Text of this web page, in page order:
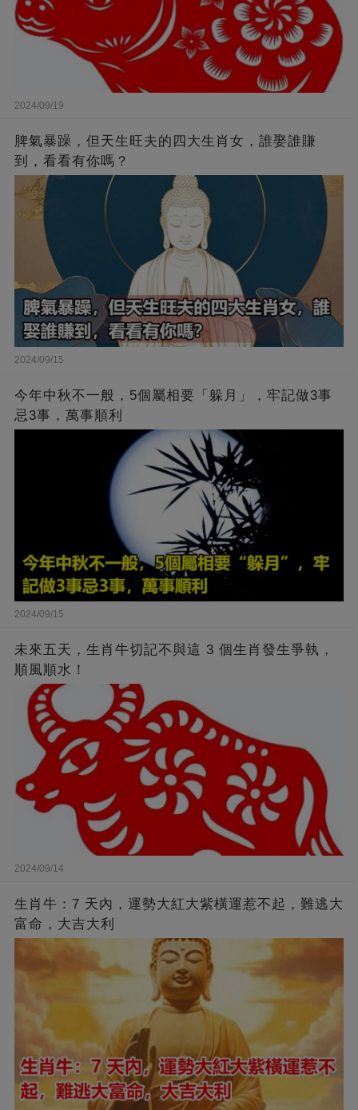
2024/09/19
脾氣暴躁，但天生旺夫的四大生肖女，誰娶誰賺
到，看看有你嗎？
2024/09/15
今年中秋不一般，5個屬相要「躲月」，牢記做3事
忌3事，萬事順利
2024/09/15
未來五天，生肖牛切記不與這 3 個生肖發生爭執，
順風順水！
2024/09/14
生肖牛：7 天內，運勢大紅大紫橫運惹不起，難逃大
富命，大吉大利